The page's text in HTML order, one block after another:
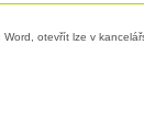
otevřít lze v